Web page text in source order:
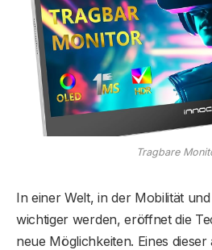
Tragbare
In einer Welt, in der Mobilität
wichtiger werden, eröffnet die
neue Möglichkeiten. Eines